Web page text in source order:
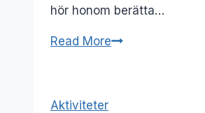
hör honom berätta…
Read More12
Aktiviteter